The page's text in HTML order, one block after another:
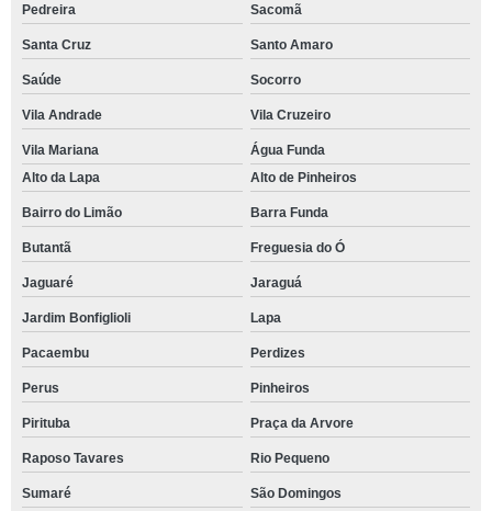
Pedreira Sacomã
Santa Cruz Santo Amaro
Saúde Socorro
Vila Andrade Vila Cruzeiro
Vila Mariana
Água Funda
Alto da Lapa
Alto de Pinheiros
Bairro do Limão Barra Funda
Butantã Freguesia do Ó
Jaguaré Jaraguá
Jardim Bonfiglioli Lapa
Pacaembu Perdizes
Perus Pinheiros
Pirituba Praça da Arvore
Raposo Tavares Rio Pequeno
Sumaré São Domingos